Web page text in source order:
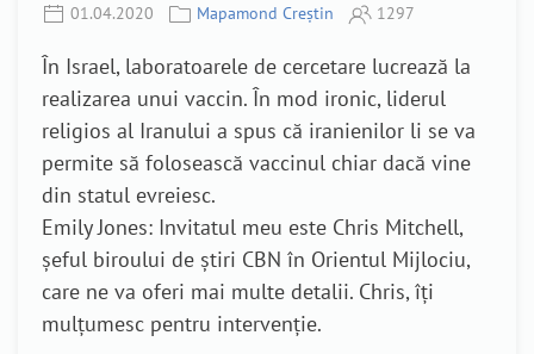
01.04.2020 Mapamond Creștin 1297
În Israel, laboratoarele de cercetare lucrează la
realizarea unui vaccin. În mod ironic, liderul
religios al Iranului a spus că iranienilor li se va
permite să folosească vaccinul chiar dacă vine
din statul evreiesc.
Emily Jones: Invitatul meu este Chris Mitchell,
șeful biroului de știri CBN în Orientul Mijlociu,
care ne va oferi mai multe detalii. Chris, îți
mulțumesc pentru intervenție.